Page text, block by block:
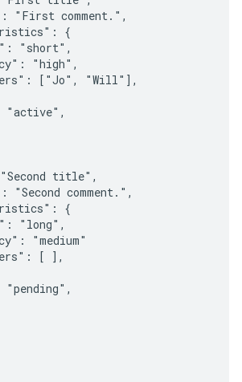
"First comment.",
{
"short",
"high",
["Jo", "Will"],
"active",
title",
"Second comment.",
{
"long",
"medium"
[ ],
"pending",